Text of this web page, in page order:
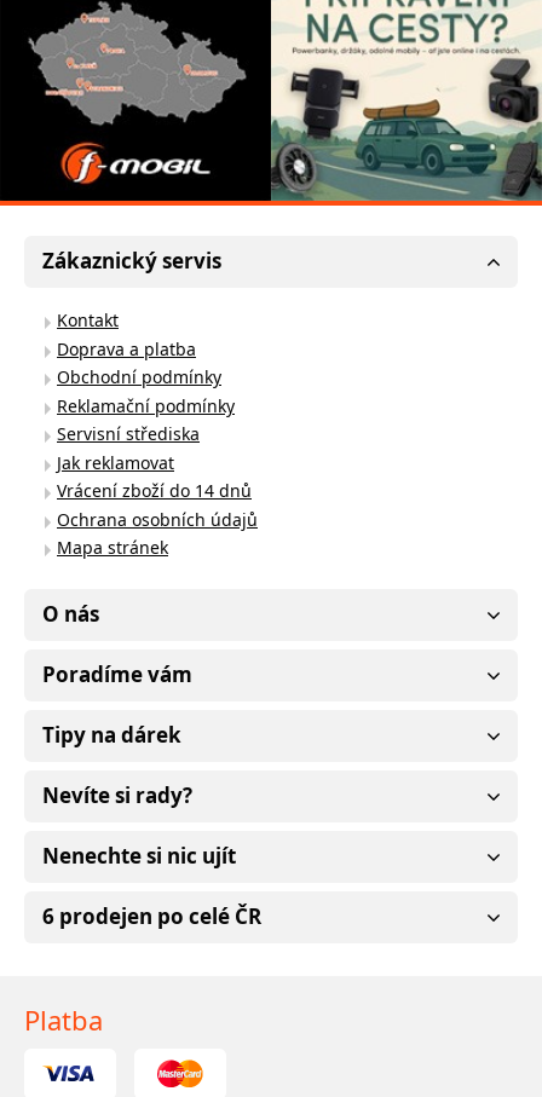
Zákaznický servis
Kontakt
Doprava a platba
Obchodní podmínky
Reklamační podmínky
Servisní střediska
Jak reklamovat
Vrácení zboží do 14 dnů
Ochrana osobních údajů
Mapa stránek
O nás
Poradíme vám
Tipy na dárek
Nevíte si rady?
Nenechte si nic ujít
6 prodejen po celé ČR
Platba